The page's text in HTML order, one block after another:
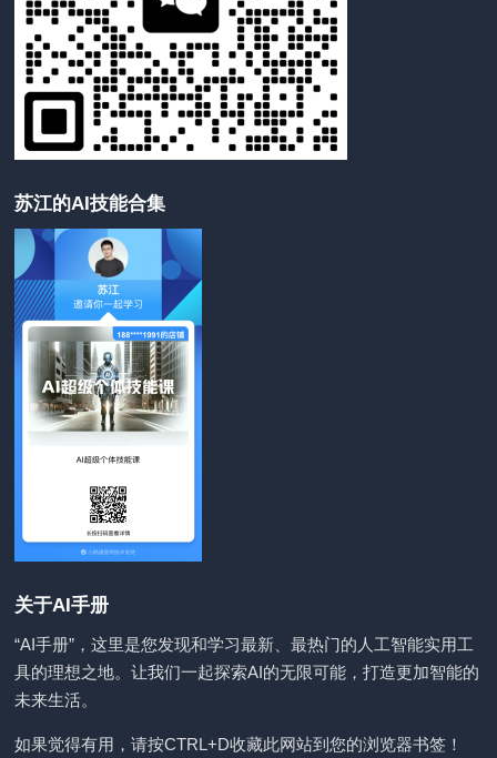
苏江的AI技能合集
关于AI手册
“AI手册”，这里是您发现和学习最新、最热门的人工智能实用工
具的理想之地。让我们一起探索AI的无限可能，打造更加智能的
未来生活。
如果觉得有用，请按CTRL+D收藏此网站到您的浏览器书签！